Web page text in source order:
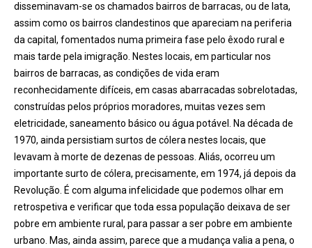
disseminavam-se os chamados bairros de barracas, ou de lata,
assim como os bairros clandestinos que apareciam na periferia
da capital, fomentados numa primeira fase pelo êxodo rural e
mais tarde pela imigração. Nestes locais, em particular nos
bairros de barracas, as condições de vida eram
reconhecidamente difíceis, em casas abarracadas sobrelotadas,
construídas pelos próprios moradores, muitas vezes sem
eletricidade, saneamento básico ou água potável. Na década de
1970, ainda persistiam surtos de cólera nestes locais, que
levavam à morte de dezenas de pessoas. Aliás, ocorreu um
importante surto de cólera, precisamente, em 1974, já depois da
Revolução. É com alguma infelicidade que podemos olhar em
retrospetiva e verificar que toda essa população deixava de ser
pobre em ambiente rural, para passar a ser pobre em ambiente
urbano. Mas, ainda assim, parece que a mudança valia a pena, o